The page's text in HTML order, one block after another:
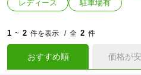
レディース
駐車場有
1 ~ 2 件を表示 全 2 件
おすすめ順 価格が